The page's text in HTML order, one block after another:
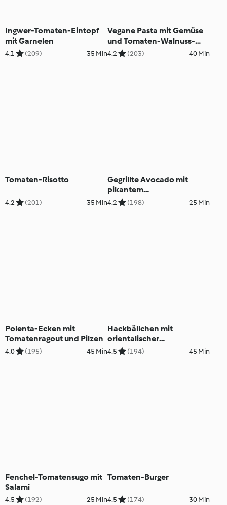
Ingwer-Tomaten-Eintopf
mit Garnelen
4.1 (209) 35 Min
Vegane Pasta mit Gemüse
und Tomaten-Walnuss-
Pesto
4.2 (203) 40 Min
Tomaten-Risotto
4.2 (201) 35 Min
Gegrillte Avocado mit
pikantem
Tomatenkompott
4.2 (198) 25 Min
Polenta-Ecken mit
Tomatenragout und Pilzen
4.0 (195) 45 Min
Hackbällchen mit
orientalischer
Tomatensauce
4.5 (194) 45 Min
Fenchel-Tomatensugo mit
Salami
4.5 (192) 25 Min
Tomaten-Burger
4.5 (174) 30 Min